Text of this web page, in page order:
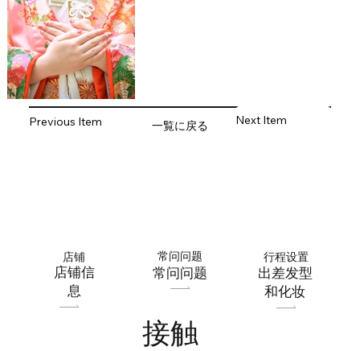
Next Item
Previous Item 一覧に戻る
接触
店铺
​店铺信
息
常问问题
常问问题
行程设置
出差发型
和化妆